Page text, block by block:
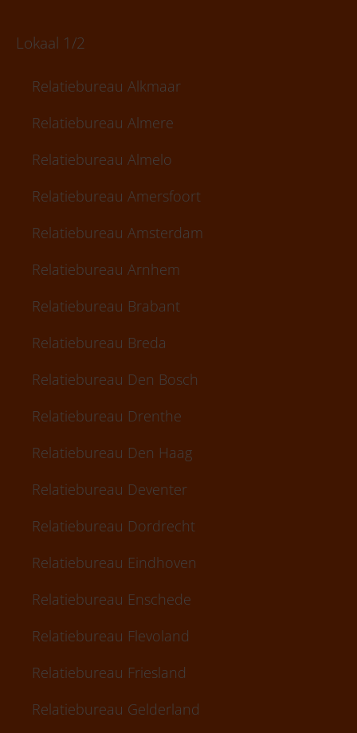
Lokaal 1/2
Relatiebureau Alkmaar
Relatiebureau Almere
Relatiebureau Almelo
Relatiebureau Amersfoort
Relatiebureau Amsterdam
Relatiebureau Arnhem
Relatiebureau Brabant
Relatiebureau Breda
Relatiebureau Den Bosch
Relatiebureau Drenthe
Relatiebureau Den Haag
Relatiebureau Deventer
Relatiebureau Dordrecht
Relatiebureau Eindhoven
Relatiebureau Enschede
Relatiebureau Flevoland
Relatiebureau Friesland
Relatiebureau Gelderland